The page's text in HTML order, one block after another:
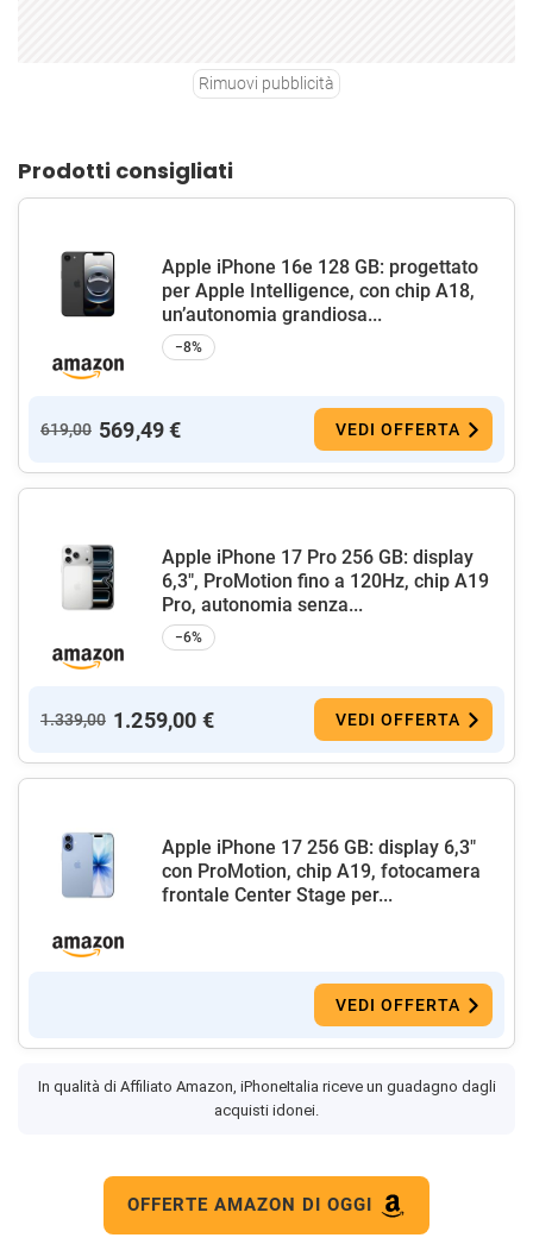
Rimuovi pubblicità
Prodotti consigliati
Apple iPhone 16e 128 GB: progettato
per Apple Intelligence, con chip A18,
un’autonomia grandiosa...
−8%
619,00 569,49 € VEDI OFFERTA
Apple iPhone 17 Pro 256 GB: display
6,3", ProMotion fino a 120Hz, chip A19
Pro, autonomia senza...
−6%
1.339,00 1.259,00 € VEDI OFFERTA
Apple iPhone 17 256 GB: display 6,3"
con ProMotion, chip A19, fotocamera
frontale Center Stage per...
VEDI OFFERTA
In qualità di Affiliato Amazon, iPhoneItalia riceve un guadagno dagli
acquisti idonei.
OFFERTE AMAZON DI OGGI